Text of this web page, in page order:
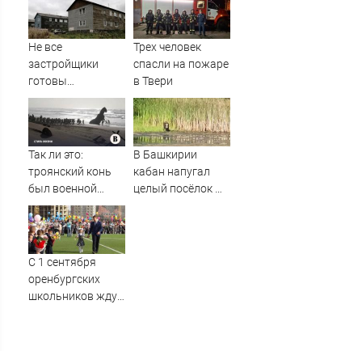
аналитик
констатирует
смену настроений
» PolitCentr-NEWS
обучения
Не все
застройщики
готовы
участвовать в
расселении
«авариек» в
Мурманске
Трех человек
спасли на пожаре
в Твери
Так ли это:
троянский конь
был военной
хитростью
Одиссея?
В Башкирии
кабан напугал
целый посёлок —
С 1 сентября
оренбургских
школьников ждут